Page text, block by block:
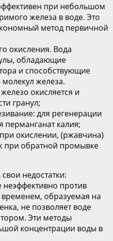
при небольшом
железа в воде. Это
метод первичной
окисления. Вода
обладающие
и способствующие
железа.
окисляется и
гранул;
для регенерации
перманганат калия;
окислении, (ржавчина)
при обратной промывке
недостатки:
неэффективно против
образуемая на
не позволяет воде
Эти методы
концентрации воды в